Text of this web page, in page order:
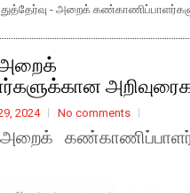
- அறைக்
அறைக்
2024 No comments
அறைக்